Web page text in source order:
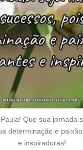
Que sua jornada
determinação e
e inspiradoras!